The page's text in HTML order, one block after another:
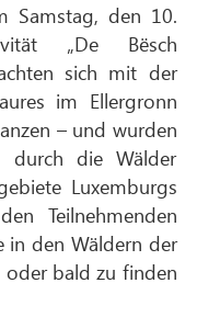
Samstag, den 10.
„De Bësch
sich mit der
im Ellergronn
– und wurden
durch die Wälder
Luxemburgs
Teilnehmenden
in den Wäldern der
oder bald zu finden